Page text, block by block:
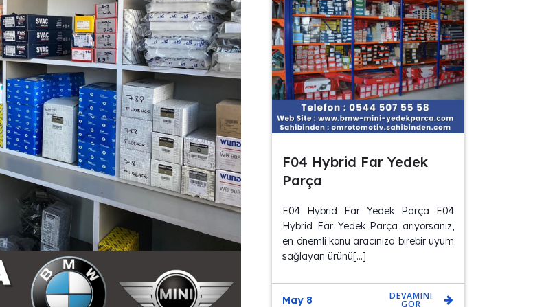
F04 Hybrid Far Yedek
Parça
F04 Hybrid Far Yedek Parça F04
Hybrid Far Yedek Parça arıyorsanız,
en önemli konu aracınıza birebir uyum
sağlayan ürünü[…]
May 8 DEVAMINI
GÖR